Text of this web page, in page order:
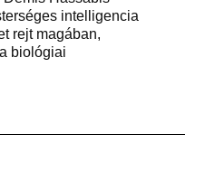
intelligencia
rejt magában,
biológiai